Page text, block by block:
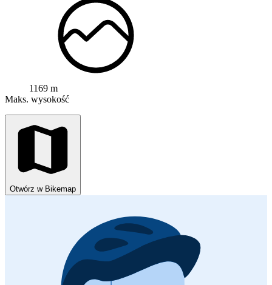
1169 m
Maks. wysokość
Otwórz w Bikemap